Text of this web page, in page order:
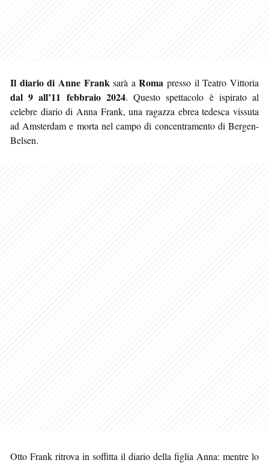
Il diario di Anne Frank sarà aRoma presso il Teatro Vittoria
dal 9 all’11 febbraio 2024. Questo spettacolo è ispirato al
celebre diario di Anna Frank, una ragazza ebrea tedesca vissuta
ad Amsterdam e morta nel campo di concentramento di Bergen-
Belsen.
Otto Frank ritrova in soffitta il diario della figlia Anna: mentre lo